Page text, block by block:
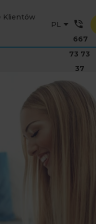
Klientów
667
73 73
37